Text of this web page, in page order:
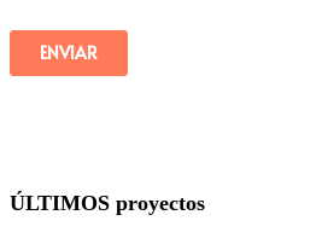
ÚLTIMOS proyectos